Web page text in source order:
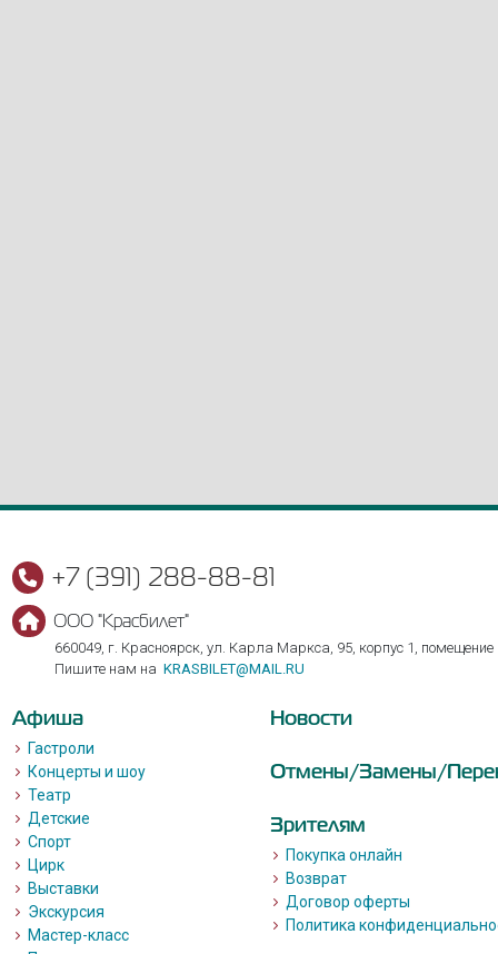
+7 (391) 288-88-81
ООО "Красбилет"
660049, г. Красноярск, ул. Карла Маркса, 95, корпус 1, помещение
Пишите нам на KRASBILET@MAIL.RU
Афиша
Гастроли
Концерты и шоу
Театр
Детские
Спорт
Цирк
Выставки
Экскурсия
Мастер-класс
Новости
Отмены/Замены/
Зрителям
Покупка онлайн
Возврат
Договор оферты
Политика